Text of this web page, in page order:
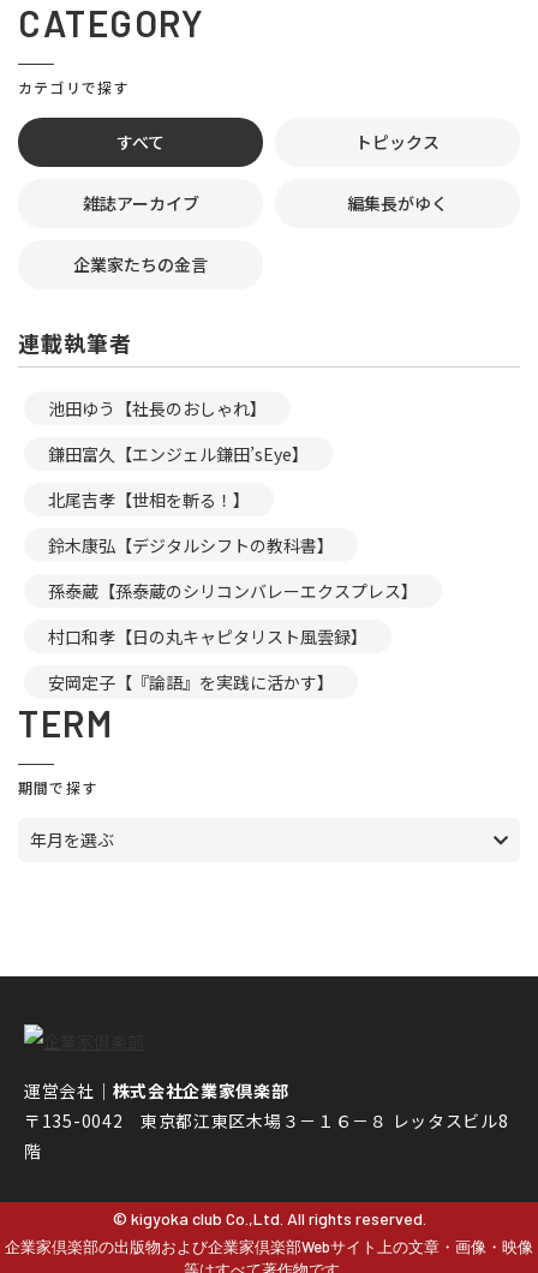
CATEGORY
カテゴリで探す
すべて トピックス
雑誌アーカイブ 編集長がゆく
企業家たちの金言
連載執筆者
池田ゆう【社長のおしゃれ】
鎌田富久【エンジェル鎌田’sEye】
北尾吉孝【世相を斬る！】
鈴木康弘【デジタルシフトの教科書】
孫泰蔵【孫泰蔵のシリコンバレーエクスプレス】
村口和孝【日の丸キャピタリスト風雲録】
安岡定子【『論語』を実践に活かす】
TERM
期間で探す
年月を選ぶ
運営会社｜ 株式会社企業家倶楽部
〒135-0042 東京都江東区木場３－１６－８ レッタスビル8
階
© kigyoka club Co.,Ltd. All rights reserved.
企業家倶楽部の出版物および企業家倶楽部Webサイト上の文章・画像・映像